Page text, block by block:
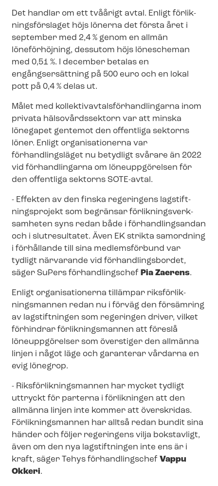
Det handlar om ett tvåårigt avtal. Enligt för­lik­
nings­för­sla­get höjs lönerna det första året i
september med 2,4 % genom en allmän
löneförhöjning, dessutom höjs lönescheman
med 0,51 %. I december betalas en
engångsersättning på 500 euro och en lokal
pott på 0,4 % delas ut.
Målet med kol­lek­tivav­tals­för­hand­ling­ar­na inom
privata hälsovårdssektorn var att minska
lönegapet gentemot den offentliga sektorns
löner. Enligt organisationerna var
förhandlingsläget nu betydligt svårare än 2022
vid förhandlingarna om löneuppgörelsen för
den offentliga sektorns SOTE-avtal.
- Effekten av den finska regeringens lag­stift­
nings­pro­jekt som begränsar för­lik­nings­verk­
sam­he­ten syns redan både i förhandlingsandan
och i slutresultatet. Även EK strikta samordning
i förhållande till sina medlemsförbund var
tydligt närvarande vid för­hand­lings­bor­det,
säger SuPers förhandlingschef Pia Zaerens.
Enligt organisationerna tillämpar riks­för­lik­
nings­man­nen redan nu i förväg den försämring
av lagstiftningen som regeringen driver, vilket
förhindrar förlikningsmannen att föreslå
löneuppgörelser som överstiger den allmänna
linjen i något läge och garanterar vårdarna en
evig lönegrop.
- Riks­för­lik­nings­man­nen har mycket tydligt
uttryckt för parterna i förlikningen att den
allmänna linjen inte kommer att överskridas.
Förlikningsmannen har alltså redan bundit sina
händer och följer regeringens vilja bokstavligt,
även om den nya lagstiftningen inte ens är i
kraft, säger Tehys förhandlingschef Vappu
Okkeri.